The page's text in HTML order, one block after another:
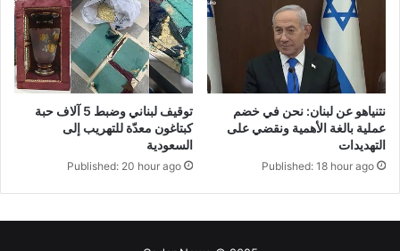
نتنياهو عن لبنان: نحن في خضم
عملية بالغة الأهمية ونقضي على
التهديدات
Published: 18 hour ago
توقيف لبناني وضبط 5 آلاف حبة
كبتاغون معدّة للتهريب إلى
السعودية
Published: 20 hour ago